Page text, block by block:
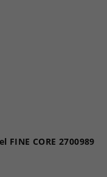
FINE CORE 2700989